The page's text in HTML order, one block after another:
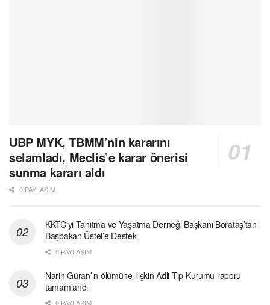
UBP MYK, TBMM’nin kararını
selamladı, Meclis’e karar önerisi
sunma kararı aldı
0 PAYLAŞIM
KKTC’yi Tanıtma ve Yaşatma Derneği Başkanı Borataş’tan
Başbakan Üstel’e Destek
0 PAYLAŞIM
Narin Güran’ın ölümüne ilişkin Adli Tıp Kurumu raporu
tamamlandı
0 PAYLAŞIM